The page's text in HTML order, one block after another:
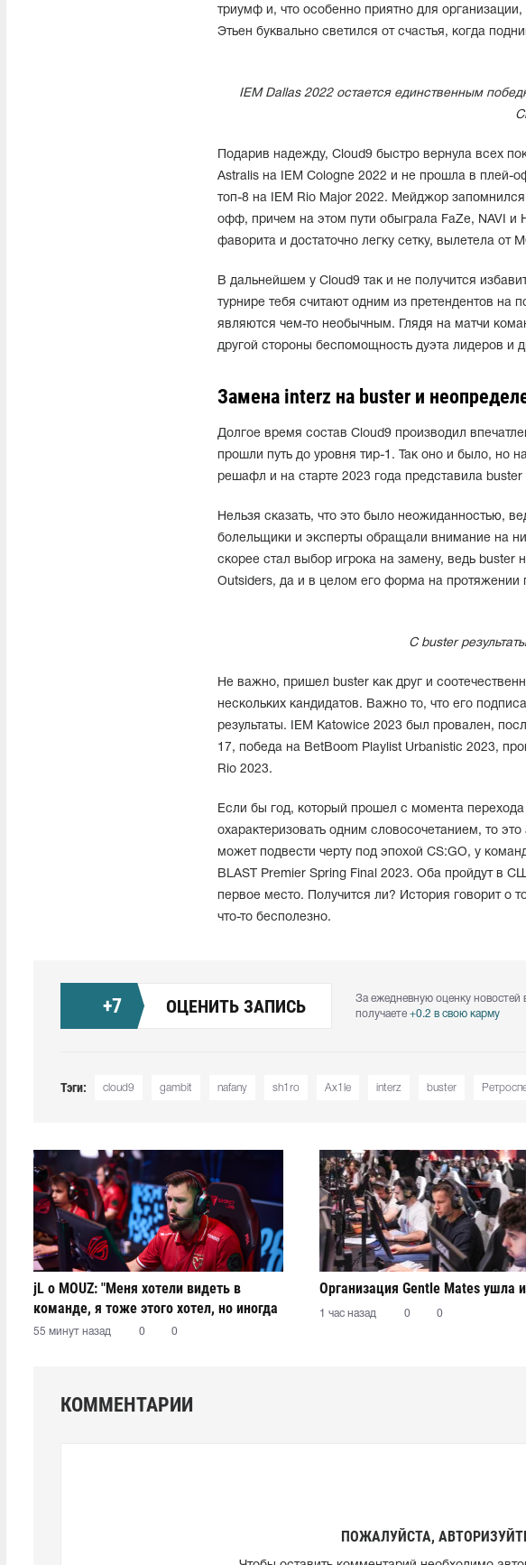
триумф и, что особенно приятно для
Этьен буквально светился от счастья, когда
IEM Dallas 2022 остается единственным
Подарив надежду, Cloud9 быстро вернула всех
Astralis на IEM Cologne 2022 и не прошла в плей-
топ-8 на IEM Rio Major 2022. Мейджор
офф, причем на этом пути обыграла FaZe, NAVI и
фаворита и достаточно легку сетку, вылетела от
В дальнейшем у Cloud9 так и не получится
турнире тебя считают одним из претендентов
являются чем-то необычным. Глядя на матчи
другой стороны беспомощность дуэта лидеров и
Замена interz на buster и
Долгое время состав Cloud9 производил
прошли путь до уровня тир-1. Так оно и было, но
решафл и на старте 2023 года представила
Нельзя сказать, что это было неожиданностью,
болельщики и эксперты обращали внимание на
скорее стал выбор игрока на замену, ведь buster
Outsiders, да и в целом его форма на протяжении
C buster
Не важно, пришел buster как друг и
нескольких кандидатов. Важно то, что его
результаты. IEM Katowice 2023 был провален,
17, победа на BetBoom Playlist Urbanistic 2023,
Rio 2023.
Если бы год, который прошел с момента
охарактеризовать одним словосочетанием, то
может подвести черту под эпохой CS:GO, у
BLAST Premier Spring Final 2023. Оба пройдут в
первое место. Получится ли? История говорит о
что-то бесполезно.
+7 ОЦЕНИТЬ ЗАПИСЬ
За ежедневную оценку новостей
получаете +0.2 в свою карму
Тэги: cloud9 gambit nafany sh1ro Ax1le interz buster
jL о MOUZ: "Меня хотели видеть в
команде, я тоже этого хотел, но иногда
стороны не могут прийти к согласию"
55 минут назад 0 0
Организация Gentle Mates ушла
1 час назад 0 0
КОММЕНТАРИИ
ПОЖАЛУЙСТА,